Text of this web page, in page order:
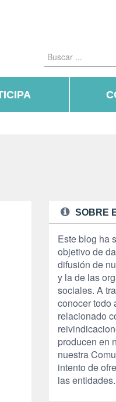
SOBRE
Este blog ha
objetivo de
difusión de
y la de las
sociales. A
conocer todo
relacionado
producen en
nuestra
intento de
las entidades.